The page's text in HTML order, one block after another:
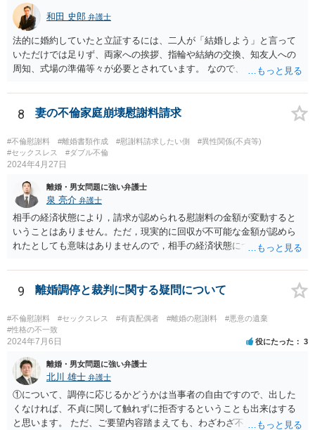
り、 財産分与等のために必要になる資料を集めたりします。 可能であ
れば、ご依頼になるかは別にして、お近くの弁護士に直接相談して、
話を聞いたうえで進めるといいですよ。 ご参考にしていただければ幸
いです。
和田 史郎 弁護士
法的に婚約していたと立証するには、二人が「結婚しよう」と言って
いただけでは足りず、両家への挨拶、指輪や結納の交換、知友人への
周知、式場の準備等々が必要とされています。 なので、ご記載の内容
士に依頼して、相手の請求を拒否する旨の回答をするのが良いかと思
います。
8 妻の不倫家庭崩壊慰謝料請求
#不倫慰謝料 #離婚書類作成 #慰謝料請求したい側
#異性関係(不貞等)
#セックスレス
#ダブル不倫
2024年4月27日
離婚・男女問題に強い弁護士
泉 亮介 弁護士
相手の経済状態により，請求が認められる慰謝料の金額が変動すると
いうことはありません。ただ，現実的に回収が不可能な金額が認めら
れたとしても意味はありませんので，相手の経済状態については考慮
謝料と離婚慰謝料については，不貞慰謝料の中で離婚をすることとな
った点についても含めて金額を算定するケースが多いかと思われま
れますので，不貞慰謝料として離婚に至った点についても含めた慰謝
料の支払いを受けた上で，不貞により離婚となったことの慰謝料を配
偶者に別途請求することとなると事実上二重取りと評価される可能性
があるかと思われます。
9 離婚調停と裁判に関する疑問について
#不倫慰謝料 #セックスレス #有責配偶者 #離婚の慰謝料
#悪意の遺棄
#性格の不一致
2024年7月6日 役にたった 3
離婚・男女問題に強い弁護士
北川 雄士 弁護士
①について、調停に応じるかどうかは当事者の自由ですので、出した
くなければ、不貞に関して触れずに拒否するということも出来はする
と思います。 ただ、ご要望内容踏まえても、わざわざ不貞に触れない